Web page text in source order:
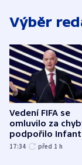
Výběr
Vedení FIFA se
omluvilo za
podpořilo
UEFA trvá na
17:34 před 1 h